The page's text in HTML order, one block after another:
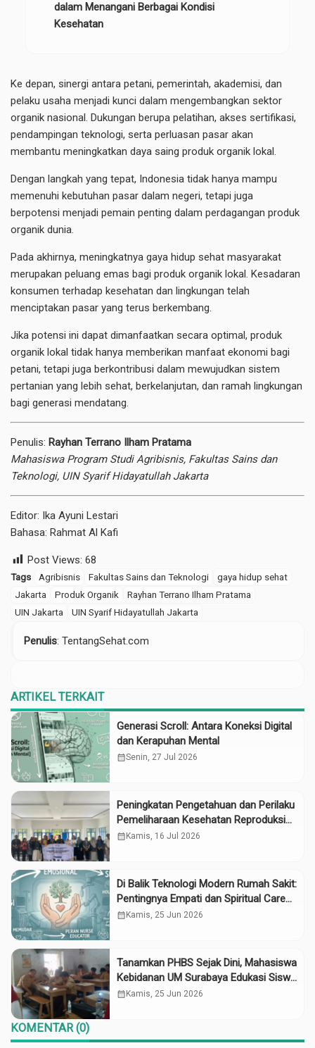
dalam Menangani Berbagai Kondisi
Kesehatan
Ke depan, sinergi antara petani, pemerintah, akademisi, dan
pelaku usaha menjadi kunci dalam mengembangkan sektor
organik nasional. Dukungan berupa pelatihan, akses sertifikasi,
pendampingan teknologi, serta perluasan pasar akan
membantu meningkatkan daya saing produk organik lokal.
Dengan langkah yang tepat, Indonesia tidak hanya mampu
memenuhi kebutuhan pasar dalam negeri, tetapi juga
berpotensi menjadi pemain penting dalam perdagangan produk
organik dunia.
Pada akhirnya, meningkatnya gaya hidup sehat masyarakat
merupakan peluang emas bagi produk organik lokal. Kesadaran
konsumen terhadap kesehatan dan lingkungan telah
menciptakan pasar yang terus berkembang.
Jika potensi ini dapat dimanfaatkan secara optimal, produk
organik lokal tidak hanya memberikan manfaat ekonomi bagi
petani, tetapi juga berkontribusi dalam mewujudkan sistem
pertanian yang lebih sehat, berkelanjutan, dan ramah lingkungan
bagi generasi mendatang.
Penulis: Rayhan Terrano Ilham Pratama
Mahasiswa Program Studi Agribisnis, Fakultas Sains dan
Teknologi, UIN Syarif Hidayatullah Jakarta
Editor: Ika Ayuni Lestari
Bahasa: Rahmat Al Kafi
Post Views: 68
Tags Agribisnis Fakultas Sains dan Teknologi
gaya hidup sehat
Jakarta
Produk Organik
Rayhan Terrano Ilham Pratama
UIN Jakarta
UIN Syarif Hidayatullah Jakarta
Penulis: TentangSehat.com
ARTIKEL TERKAIT
Generasi Scroll: Antara Koneksi Digital
dan Kerapuhan Mental
calendar_monthSenin, 27 Jul 2026
Peningkatan Pengetahuan dan Perilaku
Pemeliharaan Kesehatan Reproduksi
pada Lansia melalui Edukasi dan
calendar_month Kamis, 16 Jul 2026
Di Balik Teknologi Modern Rumah Sakit:
Pentingnya Empati dan Spiritual Care
bagi Pasien Kronis
calendar_month Kamis, 25 Jun 2026
Tanamkan PHBS Sejak Dini, Mahasiswa
Kebidanan UM Surabaya Edukasi Siswa
SD Bahreisy
calendar_month Kamis, 25 Jun 2026
KOMENTAR (0)